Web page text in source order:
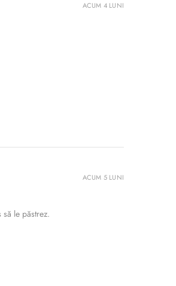
ACUM 4 LUNI
le păstrez.
ACUM 5 LUNI